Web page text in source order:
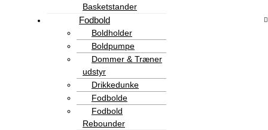
Basketstander
Fodbold
Boldholder
Boldpumpe
Dommer & Træner
udstyr
Drikkedunke
Fodbolde
Fodbold
Rebounder